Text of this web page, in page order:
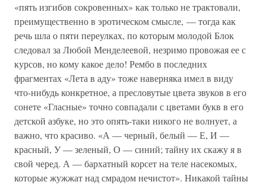
«пять изгибов сокровенных» как только не трактовали,
преимущественно в эротическом смысле, — тогда как
речь шла о пяти переулках, по которым молодой Блок
следовал за Любой Менделеевой, незримо провожая ее с
курсов, но кому какое дело! Рембо в последних
фрагментах «Лета в аду» тоже наверняка имел в виду
что-нибудь конкретное, а пресловутые цвета звуков в его
сонете «Гласные» точно совпадали с цветами букв в его
детской азбуке, но это опять-таки никого не волнует, а
важно, что красиво. «А — черный, белый — Е, И —
красный, У — зеленый, О — синий; тайну их скажу я в
свой черед. А — бархатный корсет на теле насекомых,
которые жужжат над смрадом нечистот». Никакой тайны